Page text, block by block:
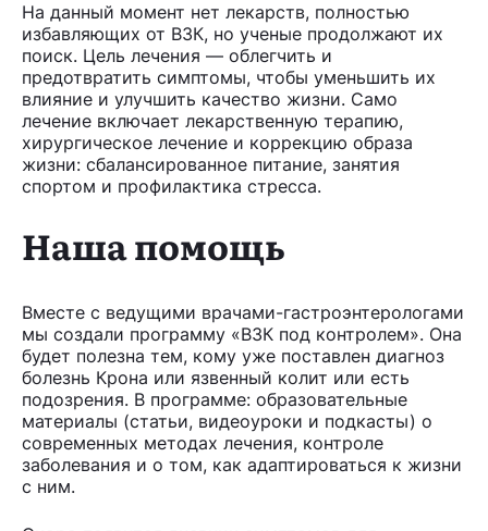
На данный момент нет лекарств, полностью
избавляющих от ВЗК, но ученые продолжают их
поиск. Цель лечения — облегчить и
предотвратить симптомы, чтобы уменьшить их
влияние и улучшить качество жизни. Само
лечение включает лекарственную терапию,
хирургическое лечение и коррекцию образа
жизни: сбалансированное питание, занятия
спортом и профилактика стресса.
Наша помощь
Вместе с ведущими врачами-гастроэнтерологами
мы создали программу «ВЗК под контролем». Она
будет полезна тем, кому уже поставлен диагноз
болезнь Крона или язвенный колит или есть
подозрения. В программе: образовательные
материалы (статьи, видеоуроки и подкасты) о
современных методах лечения, контроле
заболевания и о том, как адаптироваться к жизни
с ним.